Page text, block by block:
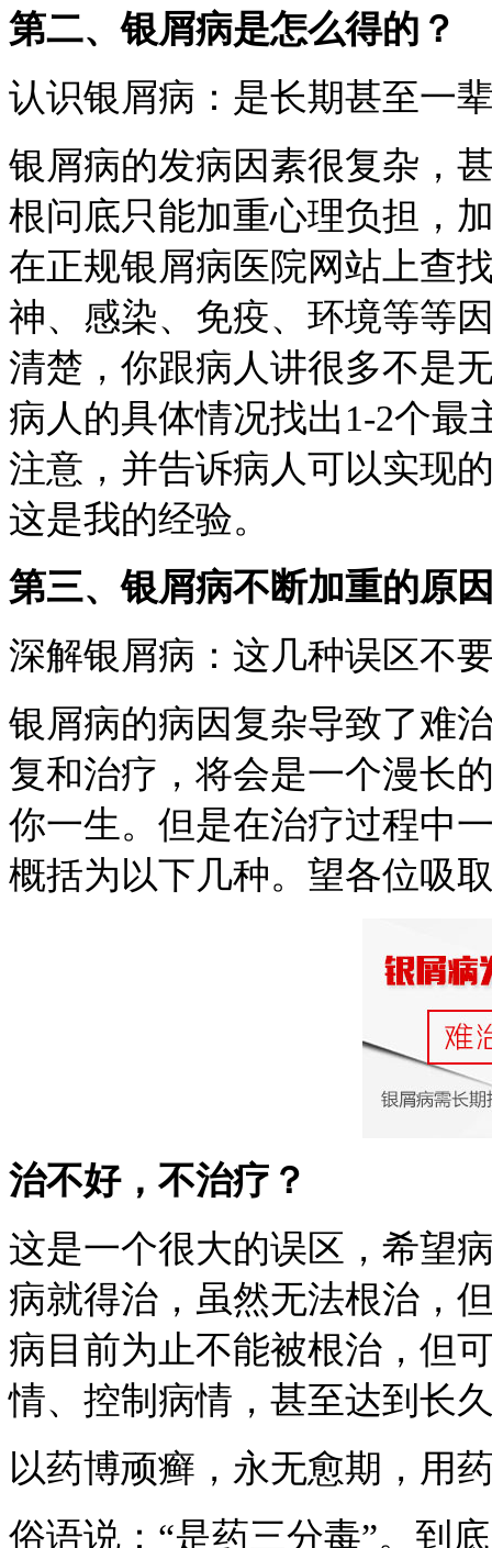
第二、银屑病是怎么得的？
认识银屑病：是长期甚至一
银屑病的发病因素很复杂，
根问底只能加重心理负担，
在正规银屑病医院网站上查
神、感染、免疫、环境等等
清楚，你跟病人讲很多不是
病人的具体情况找出1-2个最
注意，并告诉病人可以实现
这是我的经验。
第三、银屑病不断加重的原
深解银屑病：这几种误区不
银屑病的病因复杂导致了难
复和治疗，将会是一个漫长
你一生。但是在治疗过程中
概括为以下几种。望各位吸
治不好，不治疗？
这是一个很大的误区，希望
病就得治，虽然无法根治，
病目前为止不能被根治，但
情、控制病情，甚至达到长
以药博顽癣，永无愈期，用
俗语说：“是药三分毒”。到